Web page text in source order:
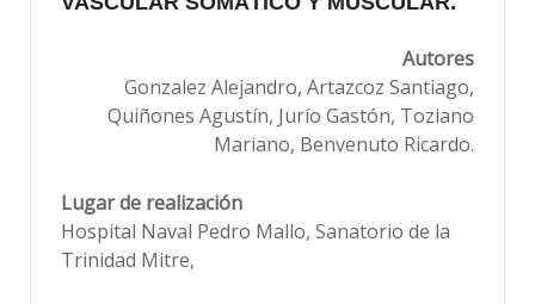
Autores
Gonzalez Alejandro, Artazcoz Santiago,
Quiñones Agustín, Jurío Gastón, Toziano
Mariano, Benvenuto Ricardo.
Lugar de realización
Hospital Naval Pedro Mallo, Sanatorio de la
Trinidad Mitre,